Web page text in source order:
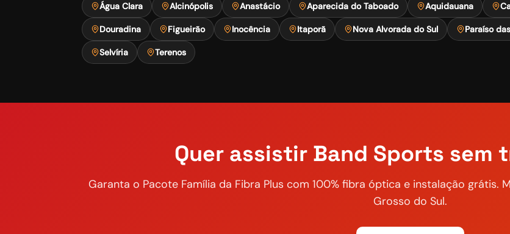
Água Clara Alcinópolis Anastácio Aparecida do Taboado Aquidauana
Douradina Figueirão Inocência Itaporã Nova Alvorada do Sul Paraíso
Selvíria Terenos
Quer assistir Band Sports sem
Garanta o Pacote Família da Fibra Plus com 100% fibra óptica e instalação grátis.
Grosso do Sul.